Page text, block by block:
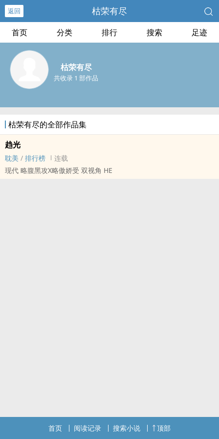
返回 枯荣有尽
首页 分类 排行 搜索 足迹
枯荣有尽
共收录 1 部作品
枯荣有尽的全部作品集
趋光
耽美 / 排行榜
连载
现代 略腹黑攻X略傲娇受 双视角 HE
首页 阅读记录 搜索小说 顶部